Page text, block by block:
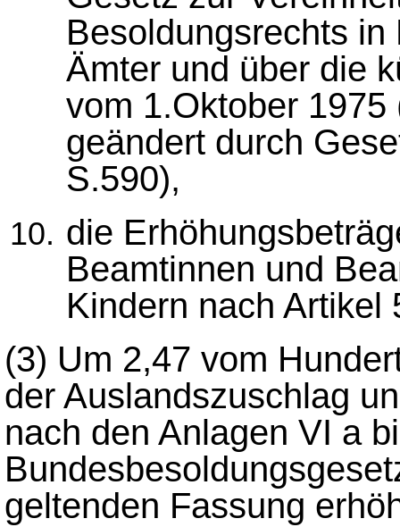
Besoldungsrechts
Ämter und über die
vom 1.Oktober
geändert durch
S.590),
die
Beamtinnen und
Kindern nach Artikel
(3) Um 2,47 vom
der Auslandszuschlag
nach den Anlagen VI a
geltenden Fassung